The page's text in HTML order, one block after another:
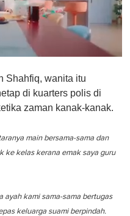
Shahfiq, wanita itu
di kuarters polis di
zaman kanak-kanak.
main bersama-sama dan
ke kelas kerana emak saya guru
ayah kami sama-sama bertugas
keluarga suami berpindah.